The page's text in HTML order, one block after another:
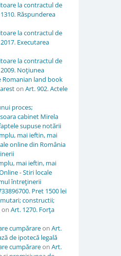
la contractul de
Răspunderea
la contractul de
Executarea
la contractul de
Noţiunea
land book
on Art. 902. Actele
proces;
cabinet Mirela
supuse notării
mai ieftin, mai
online din România
mai ieftin, mai
- Stiri locale
întreţinerii
Pret 1500 lei
constructii;
on Art. 1270. Forţa
cumpărareon Art.
de ipotecă legală
cumpărareon Art.